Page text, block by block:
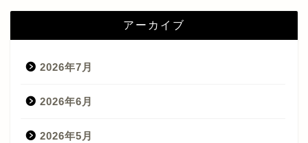
アーカイブ
2026年7月
2026年6月
2026年5月